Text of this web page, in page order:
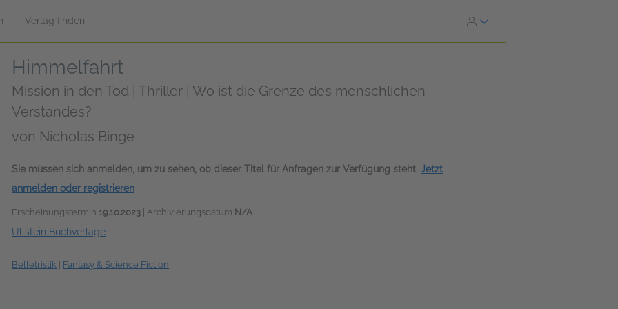
Verlag finden
Himmelfahrt
Mission in den Tod | Thriller | Wo ist die Grenze des menschlichen
Verstandes?
von Nicholas Binge
Sie müssen sich anmelden, um zu sehen, ob dieser Titel für Anfragen zur Verfügung steht. Jetzt
anmelden oder registrieren
Erscheinungstermin 19.10.2023 | Archivierungsdatum N/A
Ullstein Buchverlage
Belletristik Fantasy & Science Fiction